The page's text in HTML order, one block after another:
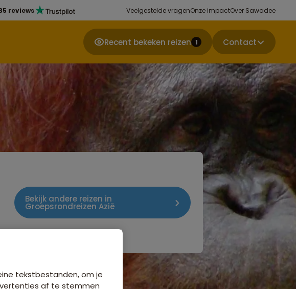
reviews Veelgestelde vragenOnze impactOver Sawadee
Recent bekeken reizen 1 Contact
Bekijk andere reizen in
Groepsrondreizen Azië
tekstbestanden, om je
af te stemmen